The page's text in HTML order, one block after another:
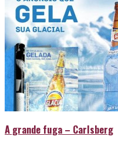
A grande fuga – Carlsberg